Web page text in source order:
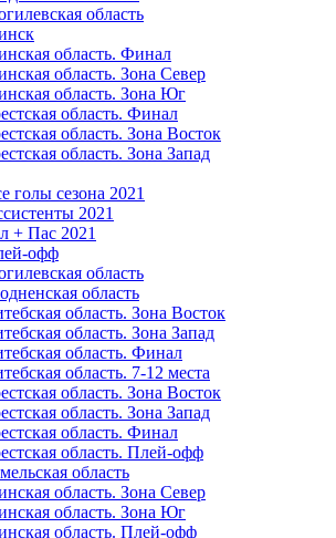
область
область. Финал
область. Зона Север
область. Зона Юг
область. Финал
область. Зона Восток
область. Зона Запад
голы сезона 2021
2021
+ Пас 2021
офф
область
область
область. Зона Восток
область. Зона Запад
область. Финал
область. 7-12 места
область. Зона Восток
область. Зона Запад
область. Финал
область. Плей-офф
область
область. Зона Север
область. Зона Юг
область. Плей-офф